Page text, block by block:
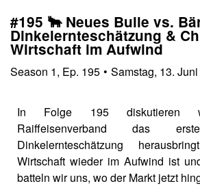
#195 🐂 Neues Bulle vs.
Dinkelernteschätzung &
Wirtschaft im Aufwind
Season 1, Ep. 195 • Samstag, 13.
In Folge 195 diskutieren
Raiffeisenverband das
Dinkelernteschätzung
Wirtschaft wieder im Aufwind ist
batteln wir uns, wo der Markt jetzt